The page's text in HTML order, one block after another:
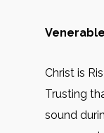
Christ is
Trusting
sound